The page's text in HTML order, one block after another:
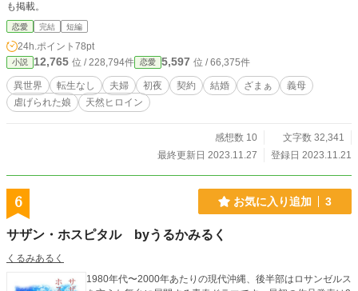
も掲載。
恋愛 完結 短編
24h.ポイント 78pt
小説 12,765 位 / 228,794件 恋愛 5,597 位 / 66,375件
異世界 転生なし 夫婦 初夜 契約 結婚 ざまぁ
義母
虐げられた娘
天然ヒロイン
感想数 10
文字数 32,341
最終更新日 2023.11.27
登録日 2023.11.21
6 お気に入り追加 3
サザン・ホスピタル byうるかみるく
くるみあるく
1980年代〜2000年あたりの現代沖縄、後半部はロサンゼルス